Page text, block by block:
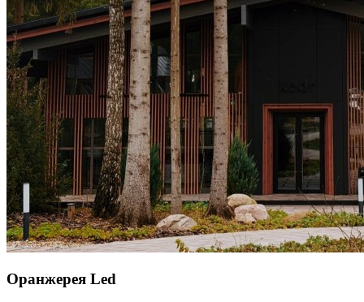
Оранжерея Led